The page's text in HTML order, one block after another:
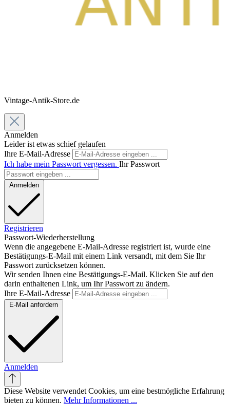
Vintage-Antik-Store.de
Anmelden
Leider ist etwas schief gelaufen
Ihre E-Mail-Adresse
Ich habe mein Passwort vergessen. Ihr Passwort
Anmelden
Registrieren
Passwort-Wiederherstellung
Wenn die angegebene E-Mail-Adresse registriert ist, wurde eine
Bestätigungs-E-Mail mit einem Link versandt, mit dem Sie Ihr
Passwort zurücksetzen können.
Wir senden Ihnen eine Bestätigungs-E-Mail. Klicken Sie auf den
darin enthaltenen Link, um Ihr Passwort zu ändern.
Ihre E-Mail-Adresse
E-Mail anfordern
Anmelden
Diese Website verwendet Cookies, um eine bestmögliche Erfahrung
bieten zu können. Mehr Informationen ...